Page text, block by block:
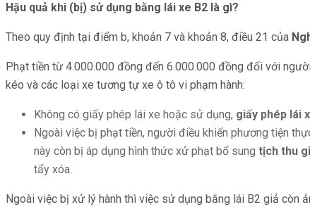
Hậu quả khi (bị) sử dụng bằng lái xe B2 là gì?
Theo quy định tại điểm b, khoản 7 và khoản 8, điều 21 của
Phạt tiền từ 4.000.000 đồng đến 6.000.000 đồng đối với
kéo và các loại xe tương tự xe ô tô vi phạm hành:
Không có giấy phép lái xe hoặc sử dụng, giấy phép lái
Ngoài việc bị phạt tiền, người điều khiển phương tiện
này còn bị áp dụng hình thức xử phạt bổ sung tịch thu g
tẩy xóa.
Ngoài việc bị xử lý hành thì việc sử dụng bằng lái B2 giả còn